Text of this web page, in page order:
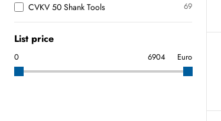
CVKV 50 Shank Tools 69
List price
Euro